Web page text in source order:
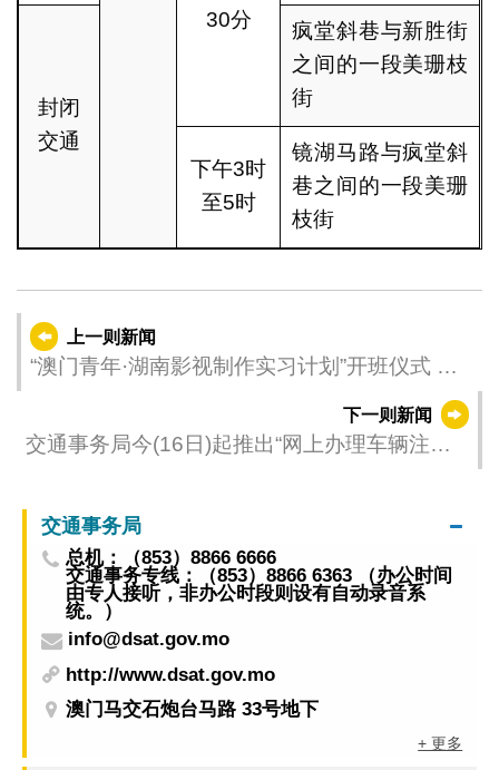
30分
封闭
交通
疯堂斜巷与新胜街
之间的一段美珊枝
街
下午3时
至5时
镜湖马路与疯堂斜
巷之间的一段美珊
枝街
上一则新闻
“澳门青年·湖南影视制作实习计划”开班仪式 顺
下一则新闻
交通事务局今(16日)起推出“网上办理车辆注册”
交通事务局
总机：（853）8866 6666
交通事务专线：（853）8866 6363 （办公时间
由专人接听，非办公时段则设有自动录音系
统。）
info@dsat.gov.mo
http://www.dsat.gov.mo
澳门马交石炮台马路 33号地下
+ 更多